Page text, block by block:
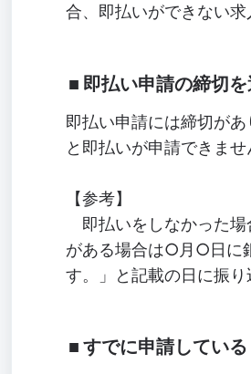
合、即払いができない求
即払い申請の締切
即払い申請には締切が
と即払いが申請できませ
【参考】
即払いをしなかった場
がある場合は○月○日に
す。」と記載の日に振り
すでに申請している